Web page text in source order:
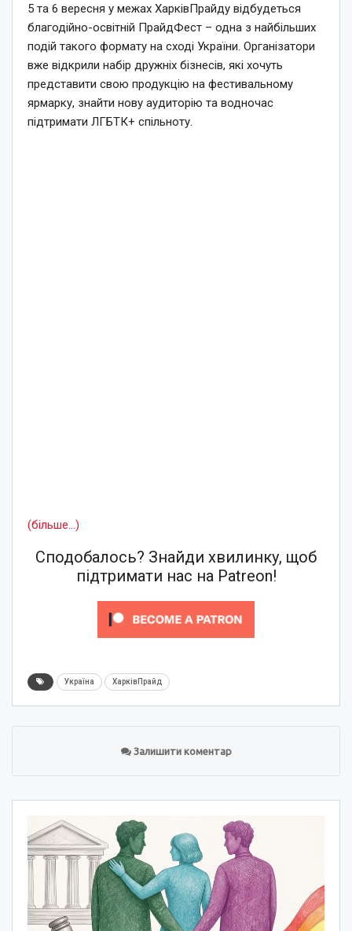
5 та 6 вересня у межах ХарківПрайду відбудеться
благодійно-освітній ПрайдФест – одна з найбільших
подій такого формату на сході України. Організатори
вже відкрили набір дружніх бізнесів, які хочуть
представити свою продукцію на фестивальному
ярмарку, знайти нову аудиторію та водночас
підтримати ЛГБТК+ спільноту.
(більше…)
Сподобалось? Знайди хвилинку, щоб
підтримати нас на Patreon!
Україна ХарківПрайд
Залишити коментар